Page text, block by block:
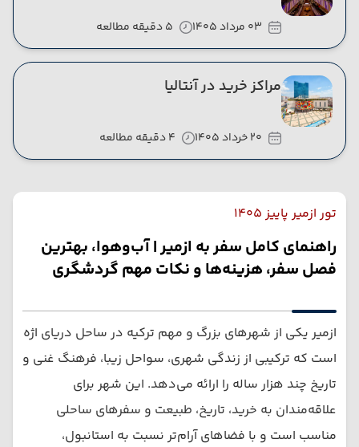
03 مرداد 1405 5 دقیقه مطالعه
مراکز خرید در آنتالیا
20 خرداد 1405 4 دقیقه مطالعه
تور ازمیر پاییز 1405
راهنمای کامل سفر به ازمیر | آب‌وهوا، بهترین
فصل سفر، هزینه‌ها و نکات مهم گردشگری
ازمیر یکی از شهرهای بزرگ و مهم ترکیه در ساحل دریای اژه
است که ترکیبی از زندگی شهری، سواحل زیبا، فرهنگ غنی و
تاریخ چند هزار ساله را ارائه می‌دهد. این شهر برای
علاقه‌مندان به خرید، تاریخ، طبیعت و سفرهای ساحلی
مناسب است و با فضاهای آرام‌تر نسبت به استانبول،